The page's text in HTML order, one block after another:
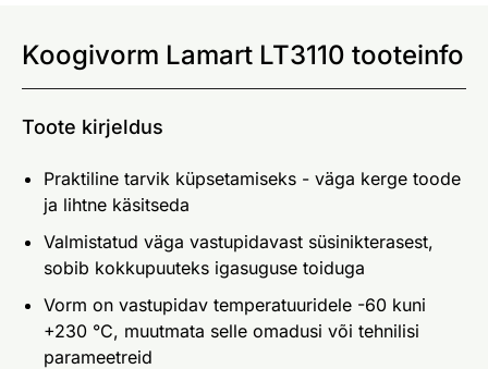
Koogivorm Lamart LT3110 tooteinfo
Toote kirjeldus
Praktiline tarvik küpsetamiseks - väga kerge toode
ja lihtne käsitseda
Valmistatud väga vastupidavast süsinikterasest,
sobib kokkupuuteks igasuguse toiduga
Vorm on vastupidav temperatuuridele -60 kuni
+230 °C, muutmata selle omadusi või tehnilisi
parameetreid